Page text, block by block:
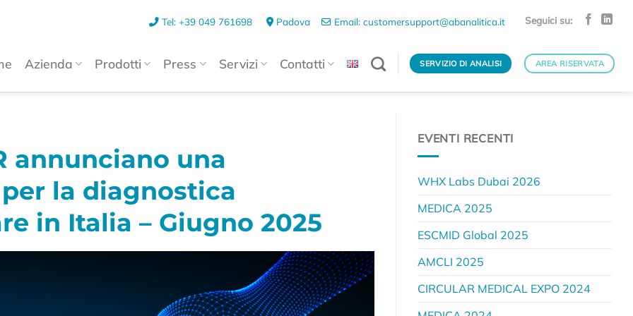
Tel: +39 049 761698 Padova Email: customersupport@abanalitica.it Seguici su:
Azienda Prodotti Press Servizi Contatti SERVIZIO DI ANALISI AREA RISERVATA
annunciano una
la diagnostica
in Italia – Giugno 2025
EVENTI RECENTI
WHX Labs Dubai 2026
MEDICA 2025
ESCMID Global 2025
AMCLI 2025
CIRCULAR MEDICAL EXPO 2024